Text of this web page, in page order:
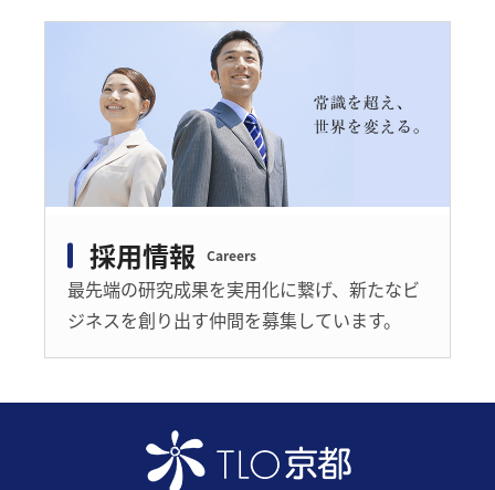
採用情報
最先端の研究成果を実用化に繋げ、新たなビ
ジネスを創り出す仲間を募集しています。